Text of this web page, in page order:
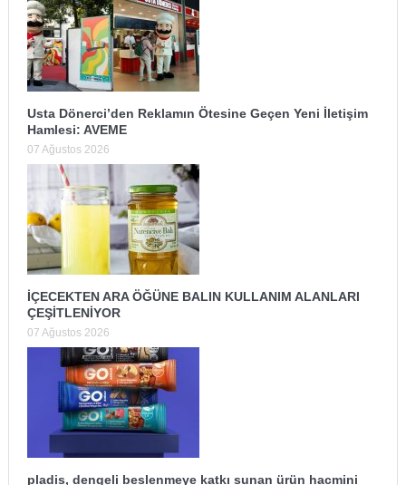
Usta Dönerci’den Reklamın Ötesine Geçen Yeni İletişim
Hamlesi: AVEME
07 Ağustos 2026
İÇECEKTEN ARA ÖĞÜNE BALIN KULLANIM ALANLARI
ÇEŞİTLENİYOR
07 Ağustos 2026
pladis, dengeli beslenmeye katkı sunan ürün hacmini